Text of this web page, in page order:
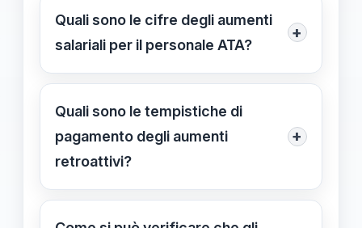
riconosciuti automaticamente
attraverso aggiornamenti dei cedolini
settembre 2024.
Quali sono le cifre degli aumenti
salariali per il personale ATA?
+
Gli aumenti possono superare i 2.000
euro annui, distribuiti su 13 mensilità,
con variazioni a seconda delle
categorie e delle responsabilità.
Quali sono le tempistiche di
pagamento degli aumenti
retroattivi?
+
Il pagamento potrebbe avvenire nelle
buste paga successive al